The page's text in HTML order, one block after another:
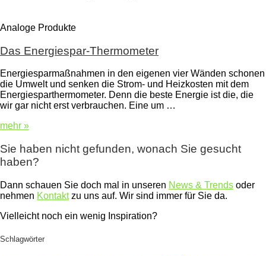
Analoge Produkte
Das Energiespar-Thermometer
Energiesparmaßnahmen in den eigenen vier Wänden schonen
die Umwelt und senken die Strom- und Heizkosten mit dem
Energiesparthermometer. Denn die beste Energie ist die, die
wir gar nicht erst verbrauchen. Eine um …
mehr »
Sie haben nicht gefunden, wonach Sie gesucht
haben?
Dann schauen Sie doch mal in unseren News & Trends oder
nehmen Kontaktzu uns auf. Wir sind immer für Sie da.
Vielleicht noch ein wenig Inspiration?
Schlagwörter